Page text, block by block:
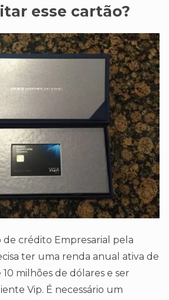
esse cartão?
crédito Empresarial pela
ter uma renda anual ativa de
milhões de dólares e ser
Vip. É necessário um